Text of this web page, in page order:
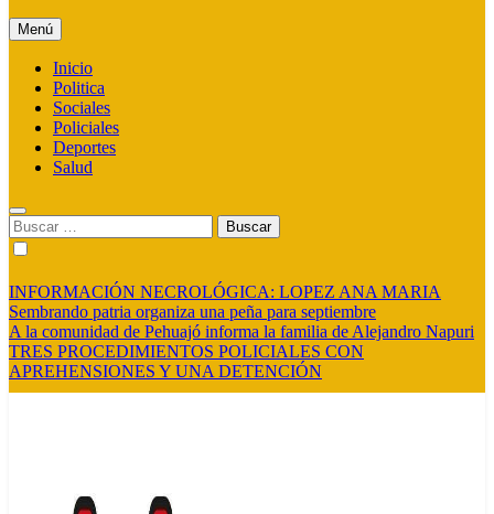
Menú
Inicio
Politica
Sociales
Policiales
Deportes
Salud
Buscar:
INFORMACIÓN NECROLÓGICA: LOPEZ ANA MARIA
Sembrando patria organiza una peña para septiembre
A la comunidad de Pehuajó informa la familia de Alejandro Napuri
TRES PROCEDIMIENTOS POLICIALES CON
APREHENSIONES Y UNA DETENCIÓN